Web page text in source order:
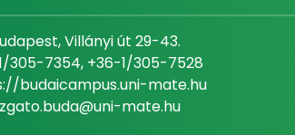
Villányi út 29-43.
305-7354, +36-1/305-7528
budaicampus.uni-mate.hu
mate.hu